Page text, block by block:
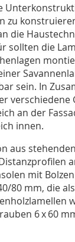
zu
die
sollten die
sein. In
an der
innen.
aus stehenden
mit
80 mm, die
6 x 60